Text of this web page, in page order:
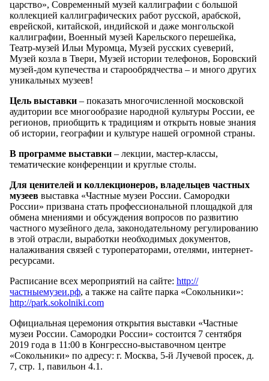
царство», Современный музей каллиграфии с большой
коллекцией каллиграфических работ русской, арабской,
еврейской, китайской, индийской и даже монгольской
каллиграфии, Военный музей Карельского перешейка,
Театр-музей Ильи Муромца, Музей русских суеверий,
Музей козла в Твери, Музей истории телефонов, Боровский
музей-дом купечества и старообрядчества – и много других
уникальных музеев!
Цель выставки – показать многочисленной московской
аудитории все многообразие народной культуры России, ее
регионов, приобщить к традициям и открыть новые знания
об истории, географии и культуре нашей огромной страны.
В программе выставки – лекции, мастер-классы,
тематические конференции и круглые столы.
Для ценителей и коллекционеров, владельцев частных
музеев выставка «Частные музеи России. Самородки
России» призвана стать профессиональной площадкой для
обмена мнениями и обсуждения вопросов по развитию
частного музейного дела, законодательному регулированию
в этой отрасли, выработки необходимых документов,
налаживания связей с туроператорами, отелями, интернет-
ресурсами.
Расписание всех мероприятий на сайте: http://
частныемузеи.рф, а также на сайте парка «Сокольники»:
http://park.sokolniki.com
Официальная церемония открытия выставки «Частные
музеи России. Самородки России» состоится 7 сентября
2019 года в 11:00 в Конгрессно-выставочном центре
«Сокольники» по адресу: г. Москва, 5-й Лучевой просек, д.
7, стр. 1, павильон 4.1.